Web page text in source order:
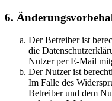
6.
Der Betreiber ist
die
Nutzer per E-Mail
Der Nutzer ist
Im Falle des
Betreiber und dem